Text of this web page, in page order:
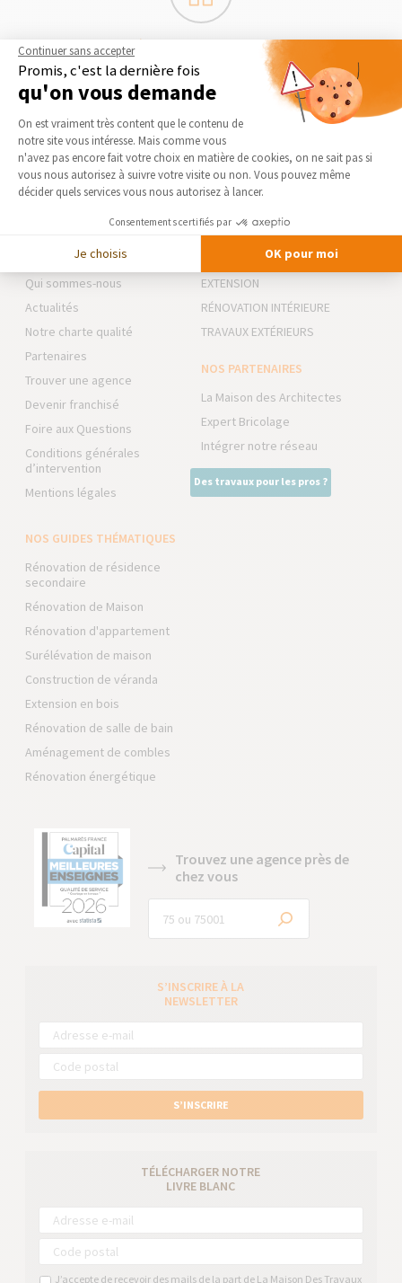
Démarrage des travaux
Séléctionnez en toute liberté vos artisans et les travaux
peuvent commencer !
DEMANDER UN DEVIS GRATUIT
SUR LOIRE
Qui sommes-nous
Actualités
Notre charte qualité
Partenaires
Trouver une agence
Devenir franchisé
Foire aux Questions
Conditions générales
d’intervention
Mentions légales
NOS DOMAINES
D’INTERVENTION
EXTENSION
RÉNOVATION INTÉRIEURE
TRAVAUX EXTÉRIEURS
NOS PARTENAIRES
La Maison des Architectes
Expert Bricolage
Intégrer notre réseau
Des travaux pour les pros ?
NOS GUIDES THÉMATIQUES
Rénovation de résidence
secondaire
Rénovation de Maison
Rénovation d'appartement
Surélévation de maison
Construction de véranda
Extension en bois
Rénovation de salle de bain
Aménagement de combles
Rénovation énergétique
Trouvez une agence près de
chez vous
S’INSCRIRE À LA
NEWSLETTER
S’INSCRIRE
TÉLÉCHARGER NOTRE
LIVRE BLANC
J’accepte de recevoir des mails de la part de La Maison Des Travaux
Continuer sans accepter
Promis, c'est la dernière fois
qu'on vous demande
Plateforme de Gestion du
On est vraiment très content que le contenu de
notre site vous intéresse. Mais comme vous
n'avez pas encore fait votre choix en matière de cookies, on ne sait pas si
vous nous autorisez à suivre votre visite ou non. Vous pouvez même
décider quels services vous nous autorisez à lancer.
Consentements certifiés par
Je choisis OK pour moi
Axeptio consent